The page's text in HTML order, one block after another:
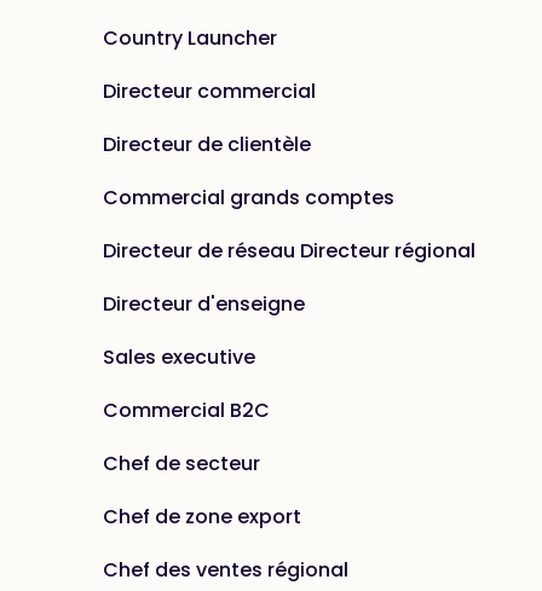
Country Launcher
Directeur commercial
Directeur de clientèle
Commercial grands comptes
Directeur de réseau Directeur régional
Directeur d'enseigne
Sales executive
Commercial B2C
Chef de secteur
Chef de zone export
Chef des ventes régional